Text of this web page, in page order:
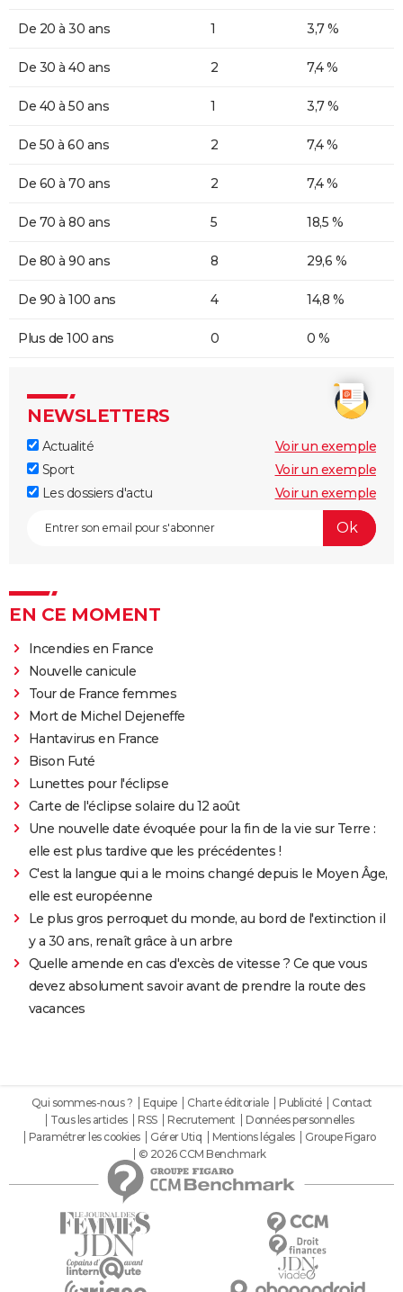
De 20 à 30 ans 1 3,7 %
De 30 à 40 ans 2 7,4 %
De 40 à 50 ans 1 3,7 %
De 50 à 60 ans 2 7,4 %
De 60 à 70 ans 2 7,4 %
De 70 à 80 ans 5 18,5 %
De 80 à 90 ans 8 29,6 %
De 90 à 100 ans 4 14,8 %
Plus de 100 ans 0 0 %
NEWSLETTERS
Actualité
Voir un exemple
Sport
Voir un exemple
Les dossiers d'actu
Voir un exemple
EN CE MOMENT
Incendies en France
Nouvelle canicule
Tour de France femmes
Mort de Michel Dejeneffe
Hantavirus en France
Bison Futé
Lunettes pour l'éclipse
Carte de l'éclipse solaire du 12 août
Une nouvelle date évoquée pour la fin de la vie sur Terre :
elle est plus tardive que les précédentes !
C'est la langue qui a le moins changé depuis le Moyen Âge,
elle est européenne
Le plus gros perroquet du monde, au bord de l'extinction il
y a 30 ans, renaît grâce à un arbre
Quelle amende en cas d'excès de vitesse ? Ce que vous
devez absolument savoir avant de prendre la route des
vacances
Qui sommes-nous ? Equipe Charte éditoriale Publicité
Contact
Tous les articles
RSS Recrutement
Données personnelles
Paramétrer les cookies
Gérer Utiq Mentions légales
Groupe Figaro
© 2026 CCM Benchmark